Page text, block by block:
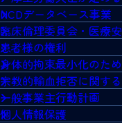
NCDデータベース事業
臨床倫理委員会・医療
患者様の権利
身体的拘束最小化のた
宗教的輸血拒否に関す
一般事業主行動計画
個人情報保護